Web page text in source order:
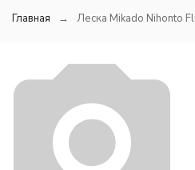
Главная Леска Mikado Nihonto